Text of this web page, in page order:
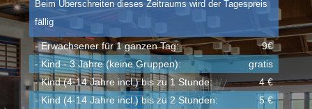
Beim Überschreiten dieses Zeitraums wird der Tagespreis
fällig
- Erwachsener für 1 ganzen Tag:
9€
- Kind - 3 Jahre (keine Gruppen):
gratis
- Kind (4-14 Jahre incl.) bis zu 1 Stunde:
4 €
- Kind (4-14 Jahre incl.) bis zu 2 Stunden:
5 €